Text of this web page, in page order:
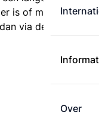
Over
is of met minder
via de kortste